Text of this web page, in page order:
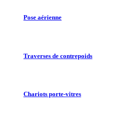
Pose aérienne
Traverses de contrepoids
Chariots porte-vitres